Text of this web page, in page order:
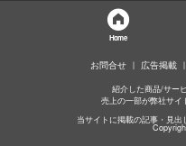
Home
お問合せ 広告掲載
紹介した商品/サー
売上の一部が弊社サイ
当サイトに掲載の記事・見出